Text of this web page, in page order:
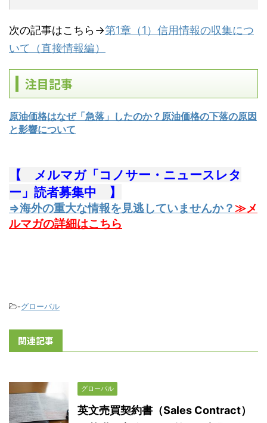
次の記事はこちら→第1章（1）信用情報の収集につ
いて（直接情報編）
注目記事
原油価格はなぜ「急落」したのか？原油価格の下落の原因
と影響について
【 メルマガ「コノサー・ニュースレタ
ー」読者募集中 】
⇒海外の重大な情報を見逃していませんか？ ≫メ
ルマガの詳細はこちら
-グローバル
関連記事
グローバル
英文売買契約書（Sales Contract）